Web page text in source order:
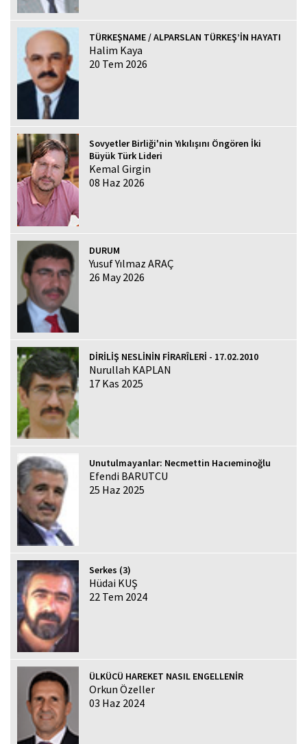
TÜRKEŞNAME / ALPARSLAN TÜRKEŞ’İN HAYATI
Halim Kaya
20 Tem 2026
Sovyetler Birliği'nin Yıkılışını Öngören İki
Büyük Türk Lideri
Kemal Girgin
08 Haz 2026
DURUM
Yusuf Yılmaz ARAÇ
26 May 2026
DİRİLİŞ NESLİNİN FİRARÎLERİ - 17.02.2010
Nurullah KAPLAN
17 Kas 2025
Unutulmayanlar: Necmettin Hacıeminoğlu
Efendi BARUTCU
25 Haz 2025
Serkes (3)
Hüdai KUŞ
22 Tem 2024
ÜLKÜCÜ HAREKET NASIL ENGELLENİR
Orkun Özeller
03 Haz 2024